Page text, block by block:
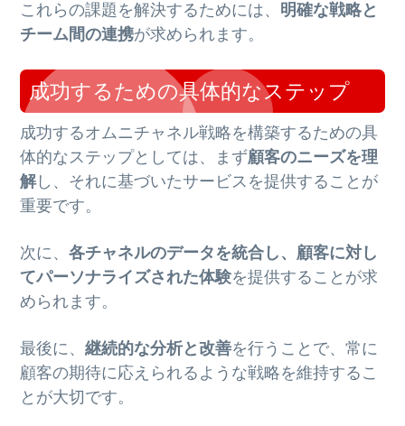
これらの課題を解決するためには、 明確な戦略と
チーム間の連携が求められます。
成功するための具体的なステップ
成功するオムニチャネル戦略を構築するための具
体的なステップとしては、まず顧客のニーズを理
解し、それに基づいたサービスを提供することが
重要です。
次に、各チャネルのデータを統合し、顧客に対し
てパーソナライズされた体験を提供することが求
められます。
最後に、継続的な分析と改善を行うことで、常に
顧客の期待に応えられるような戦略を維持するこ
とが大切です。